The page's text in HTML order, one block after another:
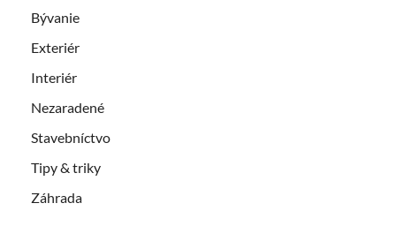
Bývanie
Exteriér
Interiér
Nezaradené
Stavebníctvo
Tipy & triky
Záhrada